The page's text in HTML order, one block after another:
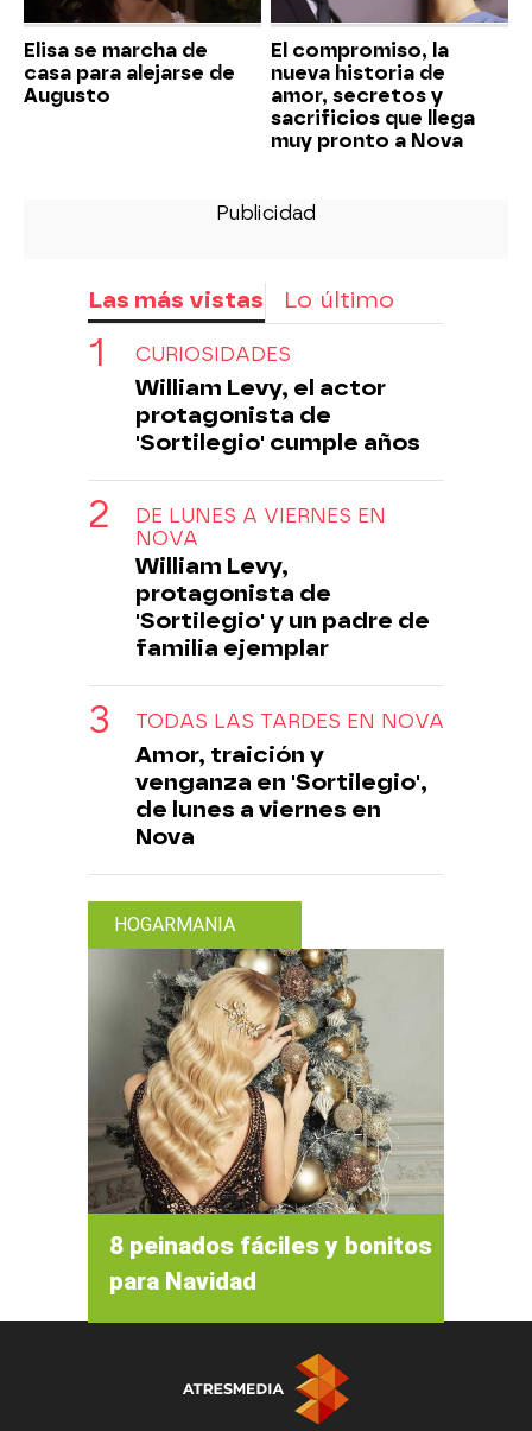
Elisa se marcha de
casa para alejarse de
Augusto
El compromiso, la
nueva historia de
amor, secretos y
sacrificios que llega
muy pronto a Nova
Las más vistas Lo último
CURIOSIDADES
William Levy, el actor
protagonista de
'Sortilegio' cumple años
DE LUNES A VIERNES EN
NOVA
William Levy,
protagonista de
'Sortilegio' y un padre de
familia ejemplar
TODAS LAS TARDES EN NOVA
Amor, traición y
venganza en 'Sortilegio',
de lunes a viernes en
Nova
HOGARMANIA
8 peinados fáciles y bonitos
para Navidad